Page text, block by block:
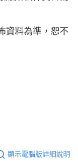
資料為準，恕不
顯示電腦版詳細說明